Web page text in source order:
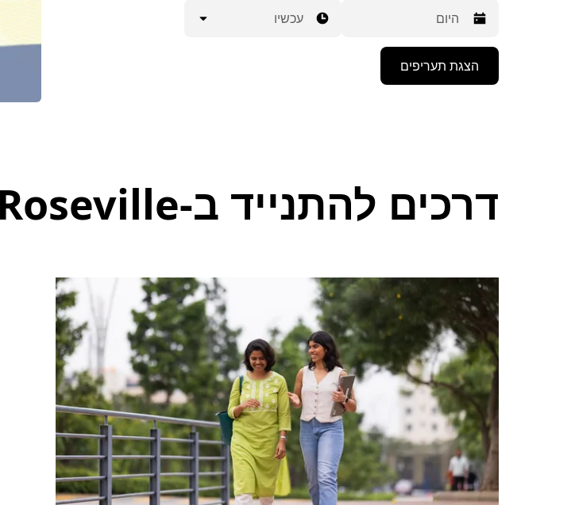
יש
ללחוץ
על
השנה
המקש
כדי
לסגור
את
לוח
השנה.
עכשיו
הצגת תעריפים
דרכים להתנייד ב-Roseville